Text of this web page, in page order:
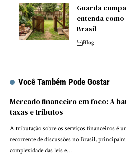
Guarda
entenda como
Brasil
Blog
Você Também Pode Gostar
Mercado financeiro em foco: A
taxas e tributos
A tributação sobre os serviços financeiros é
recorrente de discussões no Brasil,
complexidade das leis e…